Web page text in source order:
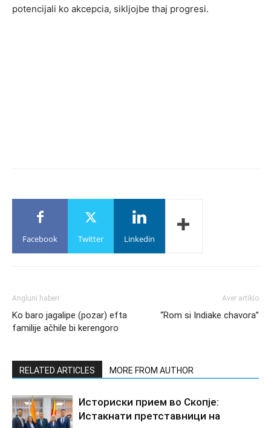
potencijali ko akcepcia, sikljojbe thaj progresi.
Facebook Twitter Linkedin
Angluni haberi
Ko baro jagalipe (pozar) efta
familije ačhile bi kerengoro
Aver artiklo
“Rom si Indiake chavora”
RELATED ARTICLES MORE FROM AUTHOR
Историски прием во Скопје:
Истакнати претставници на